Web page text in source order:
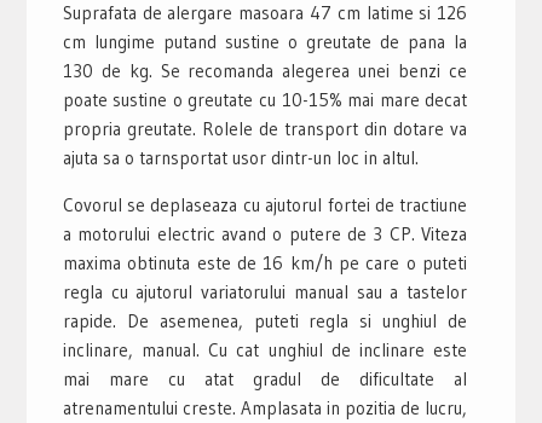
Suprafata de alergare masoara 47 cm latime si 126
cm lungime putand sustine o greutate de pana la
130 de kg. Se recomanda alegerea unei benzi ce
poate sustine o greutate cu 10-15% mai mare decat
propria greutate. Rolele de transport din dotare va
ajuta sa o tarnsportat usor dintr-un loc in altul.
Covorul se deplaseaza cu ajutorul fortei de tractiune
a motorului electric avand o putere de 3 CP. Viteza
maxima obtinuta este de 16 km/h pe care o puteti
regla cu ajutorul variatorului manual sau a tastelor
rapide. De asemenea, puteti regla si unghiul de
inclinare, manual. Cu cat unghiul de inclinare este
mai mare cu atat gradul de dificultate al
atrenamentului creste. Amplasata in pozitia de lucru,